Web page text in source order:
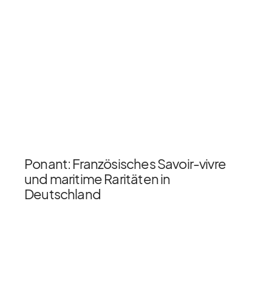
Ponant: Französisches Savoir-vivre
und maritime Raritäten in
Deutschland